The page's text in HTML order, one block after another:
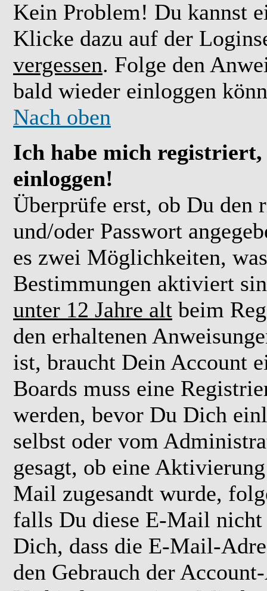
Kein Problem! Du kannst
Klicke dazu auf der
vergessen. Folge den
bald wieder einloggen
Nach oben
Ich habe mich
einloggen!
Überprüfe erst, ob Du den
und/oder Passwort
es zwei Möglichkeiten,
Bestimmungen aktiviert
unter 12 Jahre alt beim
den erhaltenen
ist, braucht Dein Account
Boards muss eine
werden, bevor Du Dich
selbst oder vom
gesagt, ob eine
Mail zugesandt wurde,
falls Du diese E-Mail nicht
Dich, dass die E-Mail-
den Gebrauch der